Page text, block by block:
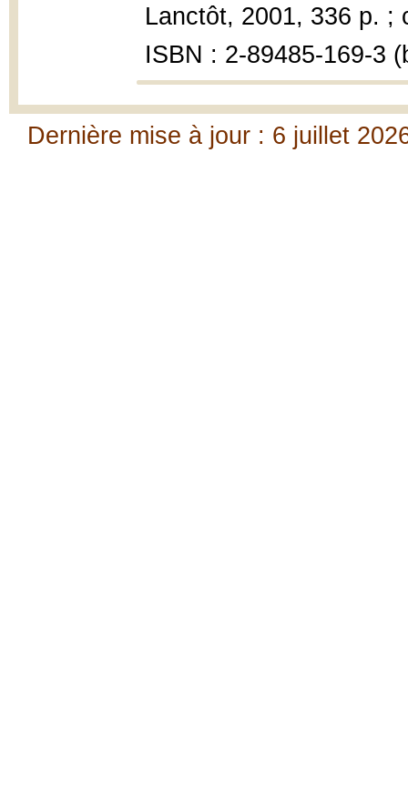
Lanctôt, 2001, 336 p. ;
ISBN : 2-89485-169-3
Dernière mise à jour : 6 juillet